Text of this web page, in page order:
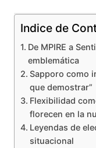
Indice de
De MPIRE a
emblemática
Sapporo como
que demostrar”
Flexibilidad
florecen en la
Leyendas de
situacional